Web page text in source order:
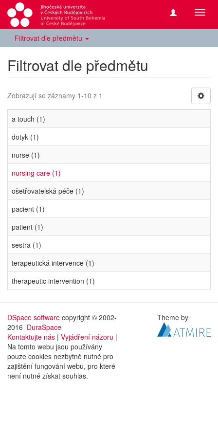
Filtrovat dle předmětu
Filtrovat dle předmětu
Zobrazují se záznamy 1-10 z 1
a touch (1)
dotyk (1)
nurse (1)
nursing care (1)
ošetřovatelská péče (1)
pacient (1)
patient (1)
sestra (1)
terapeutická intervence (1)
therapeutic intervention (1)
DSpace software copyright © 2002-
2016 DuraSpace
Kontaktujte nás | Vyjádření názoru |
Na tomto webu jsou používány
pouze cookies nezbytně nutné pro
zajištění fungování webu, pro které
není nutné získat souhlas.
Theme by